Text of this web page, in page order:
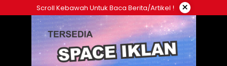
ke
Scroll Kebawah Untuk Baca Berita/artikel ! ×